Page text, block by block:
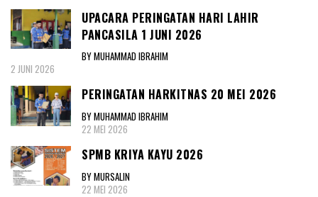
UPACARA PERINGATAN HARI LAHIR
PANCASILA 1 JUNI 2026
BY MUHAMMAD IBRAHIM
2 JUNI 2026
PERINGATAN HARKITNAS 20 MEI 2026
BY MUHAMMAD IBRAHIM
22 MEI 2026
SPMB KRIYA KAYU 2026
BY MURSALIN
22 MEI 2026